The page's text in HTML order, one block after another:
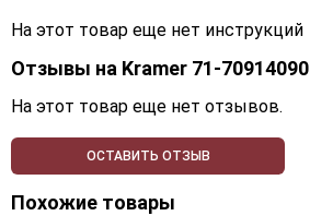
На этот товар еще нет инструкций
Отзывы на Kramer 71-70914090
На этот товар еще нет отзывов.
ОСТАВИТЬ ОТЗЫВ
Похожие товары